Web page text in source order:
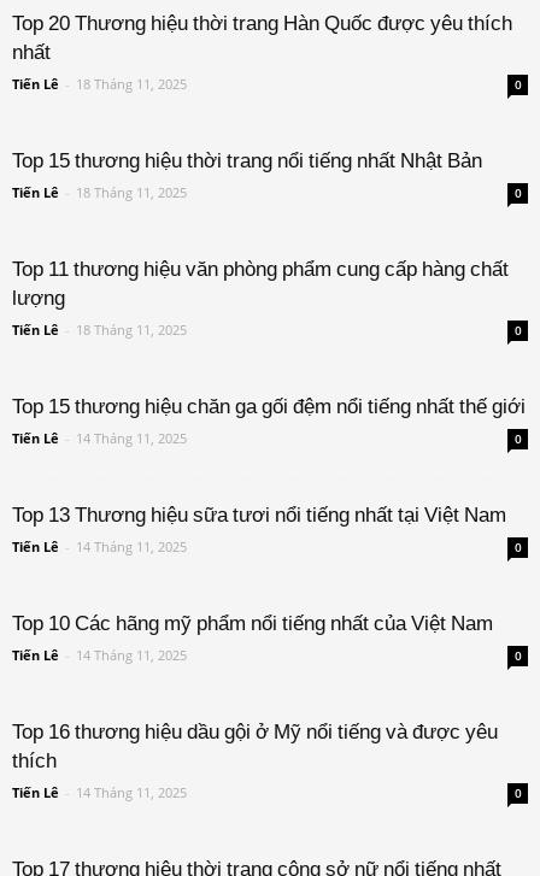
Top 20 Thương hiệu thời trang Hàn Quốc được yêu thích
nhất
Tiến Lê - 18 Tháng 11, 2025 0
Top 15 thương hiệu thời trang nổi tiếng nhất Nhật Bản
Tiến Lê - 18 Tháng 11, 2025 0
Top 11 thương hiệu văn phòng phẩm cung cấp hàng chất
lượng
Tiến Lê - 18 Tháng 11, 2025 0
Top 15 thương hiệu chăn ga gối đệm nổi tiếng nhất thế giới
Tiến Lê - 14 Tháng 11, 2025 0
Top 13 Thương hiệu sữa tươi nổi tiếng nhất tại Việt Nam
Tiến Lê - 14 Tháng 11, 2025 0
Top 10 Các hãng mỹ phẩm nổi tiếng nhất của Việt Nam
Tiến Lê - 14 Tháng 11, 2025 0
Top 16 thương hiệu dầu gội ở Mỹ nổi tiếng và được yêu
thích
Tiến Lê - 14 Tháng 11, 2025 0
Top 17 thương hiệu thời trang công sở nữ nổi tiếng nhất